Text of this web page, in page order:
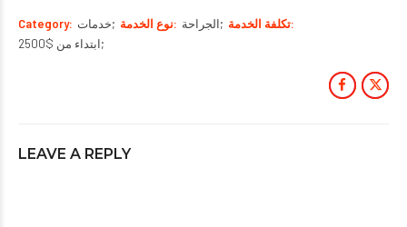
Category خدمات نوع الخدمة الجراحة
تكلفة الخدمة
ابتداء من $2500
LEAVE A REPLY